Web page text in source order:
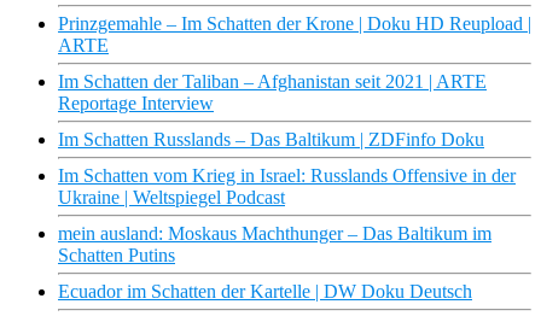
Prinzgemahle – Im Schatten der Krone | Doku HD Reupload |
ARTE
Im Schatten der Taliban – Afghanistan seit 2021 | ARTE
Reportage Interview
Im Schatten Russlands – Das Baltikum | ZDFinfo Doku
Im Schatten vom Krieg in Israel: Russlands Offensive in der
Ukraine | Weltspiegel Podcast
mein ausland: Moskaus Machthunger – Das Baltikum im
Schatten Putins
Ecuador im Schatten der Kartelle | DW Doku Deutsch